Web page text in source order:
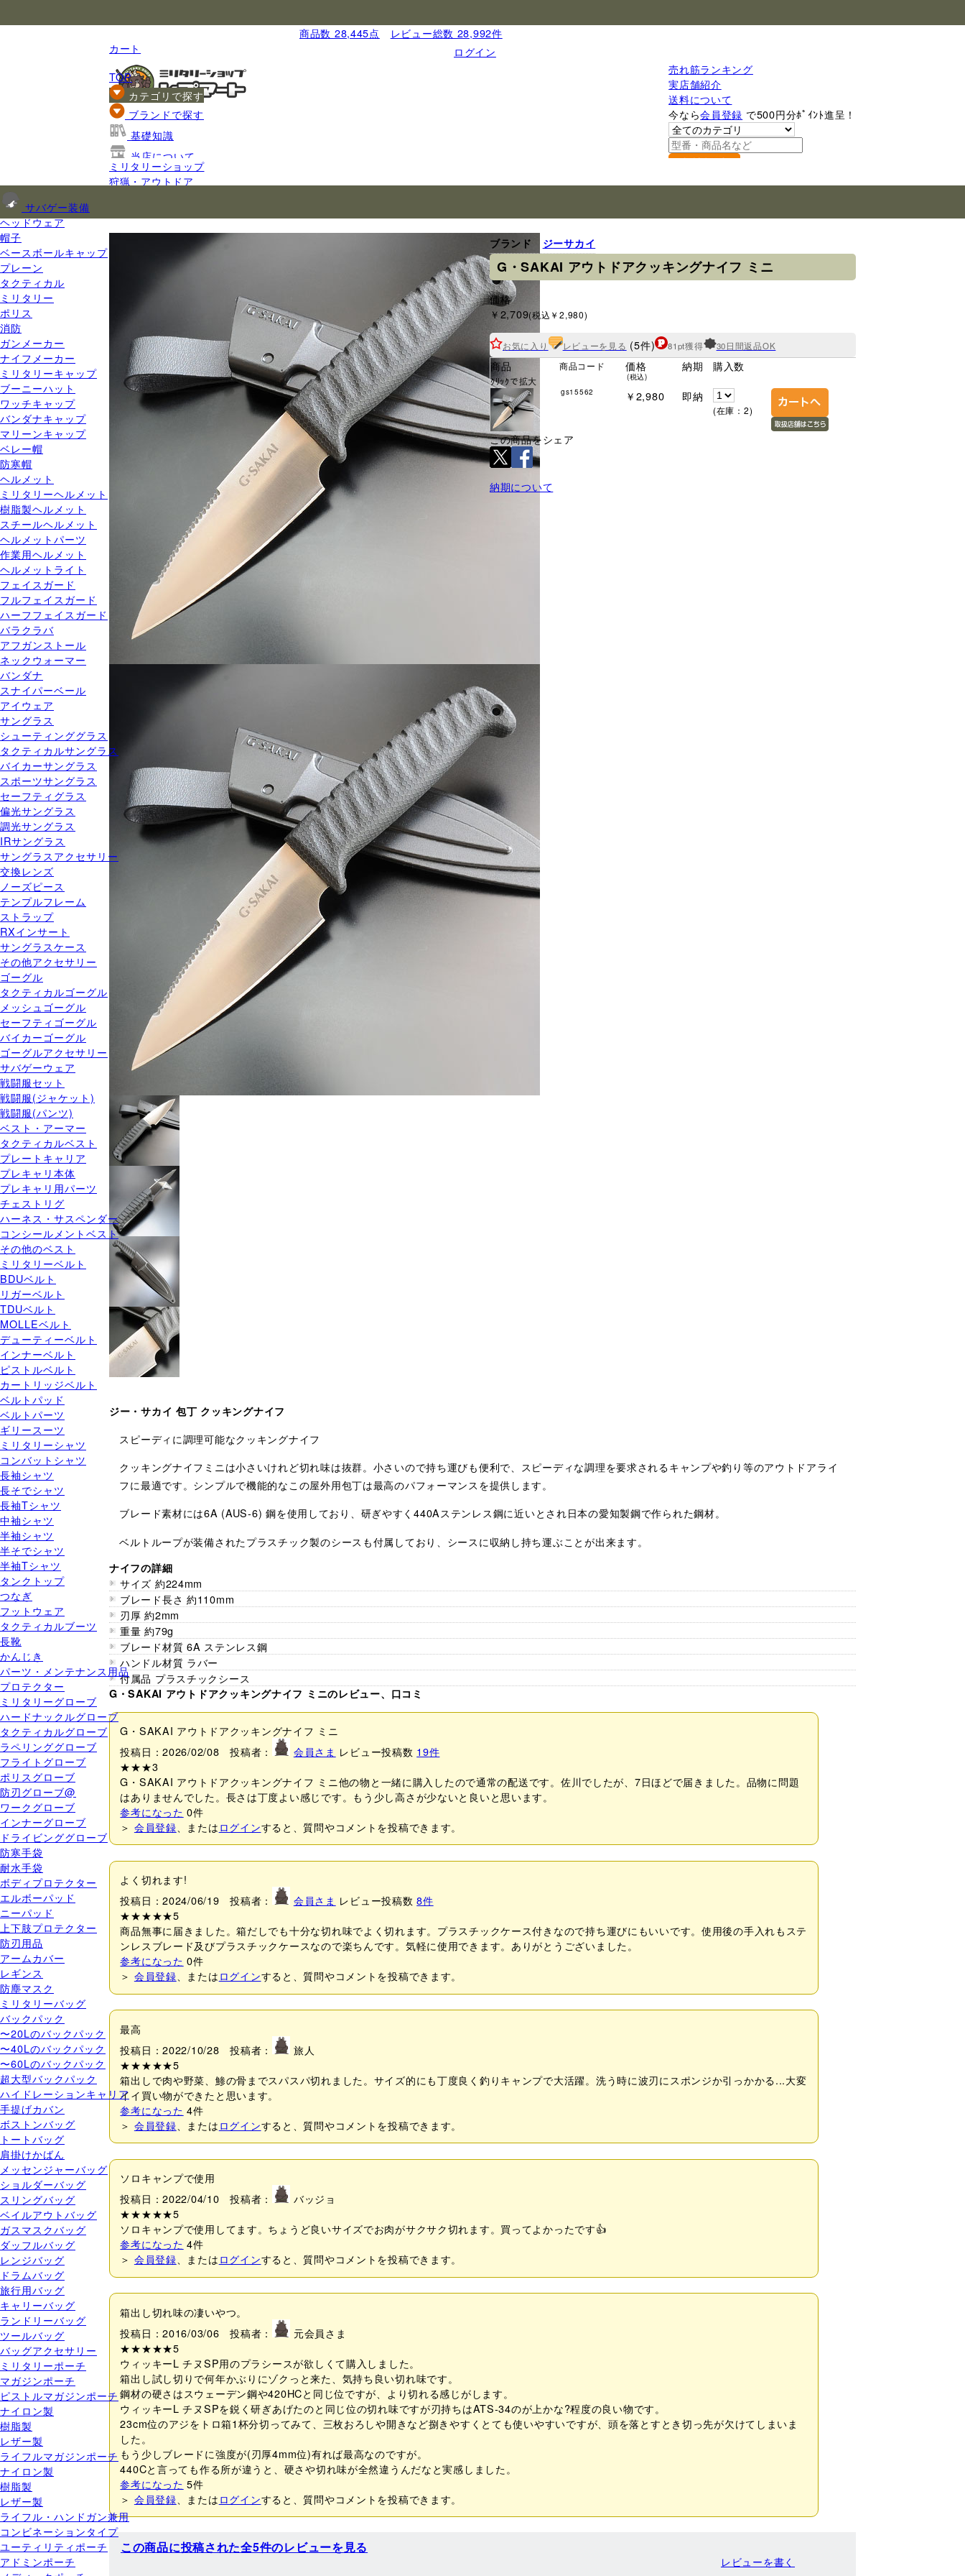
商品数 28,445点
レビュー総数 28,992件
ログイン
カート
売れ筋ランキング
実店舗紹介
送料について
今なら会員登録 で500円分ﾎﾟｲﾝﾄ進呈！
TOP
カテゴリで探す
サバゲー装備
ヘッドウェア
帽子
ベースボールキャップ
プレーン
タクティカル
ミリタリー
ポリス
消防
ガンメーカー
ナイフメーカー
ミリタリーキャップ
ブーニーハット
ワッチキャップ
バンダナキャップ
マリーンキャップ
ベレー帽
防寒帽
ヘルメット
ミリタリーヘルメット
樹脂製ヘルメット
スチールヘルメット
ヘルメットパーツ
作業用ヘルメット
ヘルメットライト
フェイスガード
フルフェイスガード
ハーフフェイスガード
バラクラバ
アフガンストール
ネックウォーマー
バンダナ
スナイパーベール
アイウェア
サングラス
シューティンググラス
タクティカルサングラス
バイカーサングラス
スポーツサングラス
セーフティグラス
偏光サングラス
調光サングラス
IRサングラス
サングラスアクセサリー
交換レンズ
ノーズピース
テンプルフレーム
ストラップ
RXインサート
サングラスケース
その他アクセサリー
ゴーグル
タクティカルゴーグル
メッシュゴーグル
セーフティゴーグル
バイカーゴーグル
ゴーグルアクセサリー
サバゲーウェア
戦闘服セット
戦闘服(ジャケット)
戦闘服(パンツ)
ベスト・アーマー
タクティカルベスト
プレートキャリア
プレキャリ本体
プレキャリ用パーツ
チェストリグ
ハーネス・サスペンダー
コンシールメントベスト
その他のベスト
ミリタリーベルト
BDUベルト
リガーベルト
TDUベルト
MOLLEベルト
デューティーベルト
インナーベルト
ピストルベルト
カートリッジベルト
ベルトパッド
ベルトパーツ
ギリースーツ
ミリタリーシャツ
コンバットシャツ
長袖シャツ
長そでシャツ
長袖Tシャツ
中袖シャツ
半袖シャツ
半そでシャツ
半袖Tシャツ
タンクトップ
つなぎ
フットウェア
タクティカルブーツ
長靴
かんじき
パーツ・メンテナンス用品
プロテクター
ミリタリーグローブ
ハードナックルグローブ
タクティカルグローブ
ラペリンググローブ
フライトグローブ
ポリスグローブ
防刃グローブ@
ワークグローブ
インナーグローブ
ドライビンググローブ
防寒手袋
耐水手袋
ボディプロテクター
エルボーパッド
ニーパッド
上下肢プロテクター
防刃用品
アームカバー
レギンス
防塵マスク
ミリタリーバッグ
バックパック
〜20Lのバックパック
〜40Lのバックパック
〜60Lのバックパック
超大型バックパック
ハイドレーションキャリア
手提げカバン
ボストンバッグ
トートバッグ
肩掛けかばん
メッセンジャーバッグ
ショルダーバッグ
スリングバッグ
ベイルアウトバッグ
ガスマスクバッグ
ダッフルバッグ
レンジバッグ
ドラムバッグ
旅行用バッグ
キャリーバッグ
ランドリーバッグ
ツールバッグ
バッグアクセサリー
ミリタリーポーチ
マガジンポーチ
ピストルマガジンポーチ
ナイロン製
樹脂製
レザー製
ライフルマガジンポーチ
ナイロン製
樹脂製
レザー製
ライフル・ハンドガン兼用
コンビネーションタイプ
ユーティリティポーチ
アドミンポーチ
ブランドで探す
基礎知識
当店について
ご利用ガイド
ミリタリーショップ
狩猟・アウトドア
ブランド ジーサカイ
G・SAKAI アウトドアクッキングナイフ ミニ
価格
￥2,709(税込￥2,980)
お気に入り レビューを見る (5件) 81pt獲得 30日間返品OK
商品
ｸﾘｯｸで拡大
商品コード 価格
(税込)
納期 購入数
gs15562 ￥2,980 即納
(在庫：2)
この商品をシェア
納期について
ジー・サカイ 包丁 クッキングナイフ
スピーディに調理可能なクッキングナイフ
クッキングナイフミニは小さいけれど切れ味は抜群。小さいので持ち運びも便利で、スピーディな調理を要求されるキャンプや釣り等のアウトドアライ
フに最適です。シンプルで機能的なこの屋外用包丁は最高のパフォーマンスを提供します。
ブレード素材には6A (AUS-6) 鋼を使用しており、研ぎやすく440Aステンレス鋼に近いとされ日本の愛知製鋼で作られた鋼材。
ベルトループが装備されたプラスチック製のシースも付属しており、シースに収納し持ち運ぶことが出来ます。
ナイフの詳細
サイズ 約224mm
ブレード長さ 約110mm
刃厚 約2mm
重量 約79g
ブレード材質 6A ステンレス鋼
ハンドル材質 ラバー
付属品 プラスチックシース
G・SAKAI アウトドアクッキングナイフ ミニのレビュー、口コミ
G・SAKAI アウトドアクッキングナイフ ミニ
投稿日：2026/02/08 投稿者：
会員さま レビュー投稿数 19件
★★★3
G・SAKAI アウトドアクッキングナイフ ミニ他の物と一緒に購入したので通常の配送です。佐川でしたが、7日ほどで届きました。品物に問題
はありませんでした。長さは丁度よい感じです。もう少し高さが少ないと良いと思います。
参考になった 0件
＞ 会員登録 、またはログインすると、質問やコメントを投稿できます。
よく切れます!
投稿日：2024/06/19 投稿者：
会員さま レビュー投稿数8件
★★★★★5
商品無事に届きました。箱だしでも十分な切れ味でよく切れます。プラスチックケース付きなので持ち運びにもいいです。使用後の手入れもステ
ンレスブレード及びプラスチックケースなので楽ちんです。気軽に使用できます。ありがとうございました。
参考になった 0件
＞ 会員登録、またはログインすると、質問やコメントを投稿できます。
最高
投稿日：2022/10/28 投稿者：
旅人
★★★★★5
箱出しで肉や野菜、鯵の骨までスパスパ切れました。サイズ的にも丁度良く釣りキャンプで大活躍。洗う時に波刃にスポンジか引っかかる...大変
イイ買い物ができたと思います。
参考になった 4件
＞ 会員登録 、またはログインすると、質問やコメントを投稿できます。
ソロキャンプで使用
投稿日：2022/04/10 投稿者：
バッジョ
★★★★★5
ソロキャンプで使用してます。ちょうど良いサイズでお肉がサクサク切れます。買ってよかったです👍
参考になった 4件
＞ 会員登録 、またはログインすると、質問やコメントを投稿できます。
箱出し切れ味の凄いやつ。
投稿日：2016/03/06 投稿者：
元会員さま
★★★★★5
ウィッキーL チヌSP用のプラシースが欲しくて購入しました。
箱出し試し切りで何年かぶりにゾクっと来た、気持ち良い切れ味です。
鋼材の硬さはスウェーデン鋼や420HCと同じ位ですが、より切れる感じがします。
ウィッキーL チヌSPを鋭く研ぎあげたのと同じ位の切れ味ですが刃持ちはATS-34のが上かな?程度の良い物です。
23cm位のアジをトロ箱1杯分切ってみて、三枚おろしや開きなど捌きやすくとても使いやすいですが、頭を落とすとき切っ先が欠けてしまいま
した。
もう少しブレードに強度が(刃厚4mm位)有れば最高なのですが。
440Cと言っても作る所が違うと、硬さや切れ味が全然違うんだなと実感しました。
参考になった 5件
＞ 会員登録 、またはログインすると、質問やコメントを投稿できます。
この商品に投稿された全5件のレビューを見る
レビューを書く